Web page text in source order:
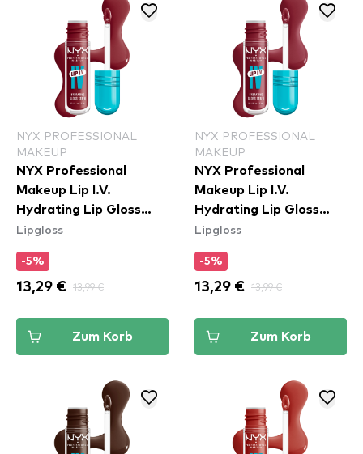
NYX PROFESSIONAL
MAKEUP
NYX Professional
Makeup Lip I.V.
Hydrating Lip Gloss
Stain - 09 Blush Rush
Lipgloss
-5%
13,29 € 13,99 €
Zum Korb
NYX PROFESSIONAL
MAKEUP
NYX Professional
Makeup Lip I.V.
Hydrating Lip Gloss
Stain - 07 Bubblegum
Lipgloss
-5%
13,29 € 13,99 €
Zum Korb